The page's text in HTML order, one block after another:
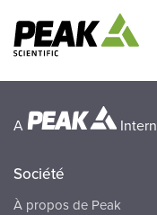
A
Société
À propos de Peak